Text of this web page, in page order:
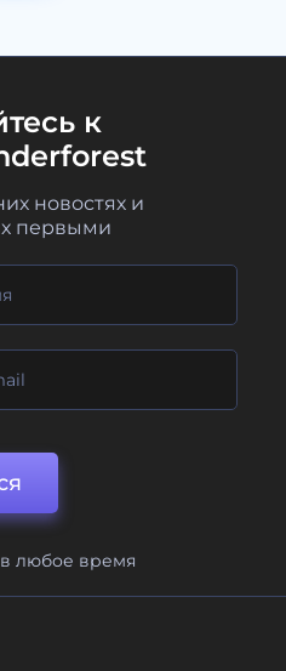
к
новостях и
первыми
любое время